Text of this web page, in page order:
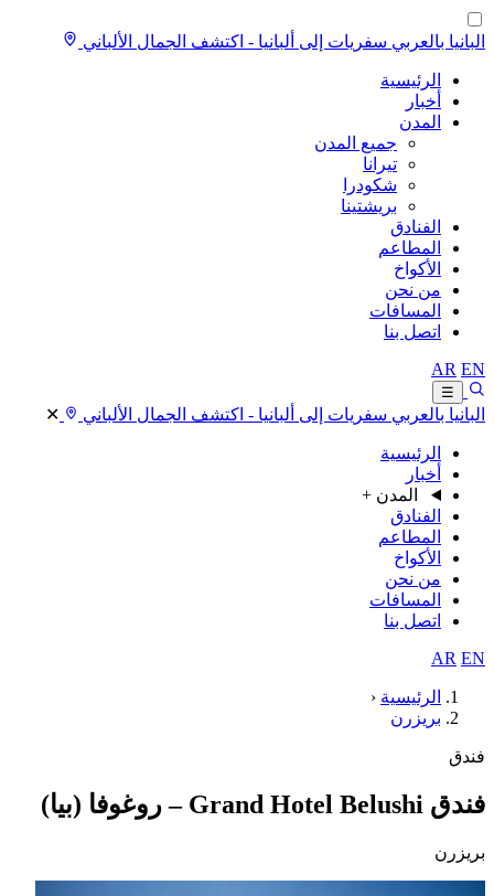
البانيا بالعربي سفريات إلى ألبانيا - اكتشف الجمال الألباني
الرئيسية
أخبار
المدن
جميع المدن
تيرانا
شكودرا
بريشتينا
الفنادق
المطاعم
الأكواخ
من نحن
المسافات
اتصل بنا
AR EN
☰
البانيا بالعربي سفريات إلى ألبانيا - اكتشف الجمال الألباني ✕
الرئيسية
أخبار
المدن +
الفنادق
المطاعم
الأكواخ
من نحن
المسافات
اتصل بنا
AR EN
الرئيسية ‹
بريزرن
فندق
فندق Grand Hotel Belushi – روغوفا (بيا)
بريزرن